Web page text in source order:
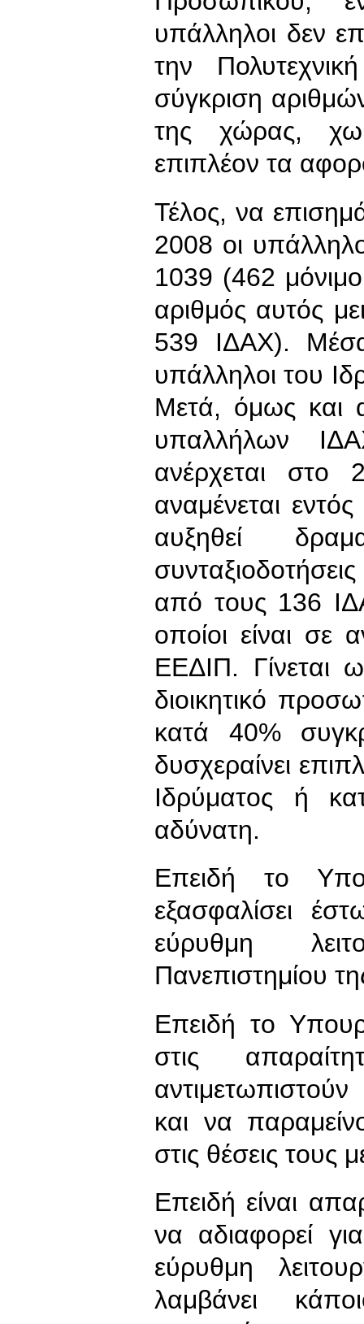
υπάλληλοι δεν
την
σύγκριση
της χώρας,
επιπλέον τα
Τέλος, να
2008 οι
1039 (462
αριθμός αυτός
539 ΙΔΑΧ).
υπάλληλοι του
Μετά, όμως και
υπαλλήλων
ανέρχεται στο
αναμένεται
αυξηθεί
από τους 136
οποίοι είναι σε
ΕΕΔΙΠ. Γίνεται
διοικητικό
κατά 40%
δυσχεραίνει
Ιδρύματος ή
αδύνατη.
Επειδή το
εξασφαλίσει
εύρυθμη
Πανεπιστημίου
Επειδή το
στις
και να
στις θέσεις τους
Επειδή είναι
να αδιαφορεί
εύρυθμη
λαμβάνει